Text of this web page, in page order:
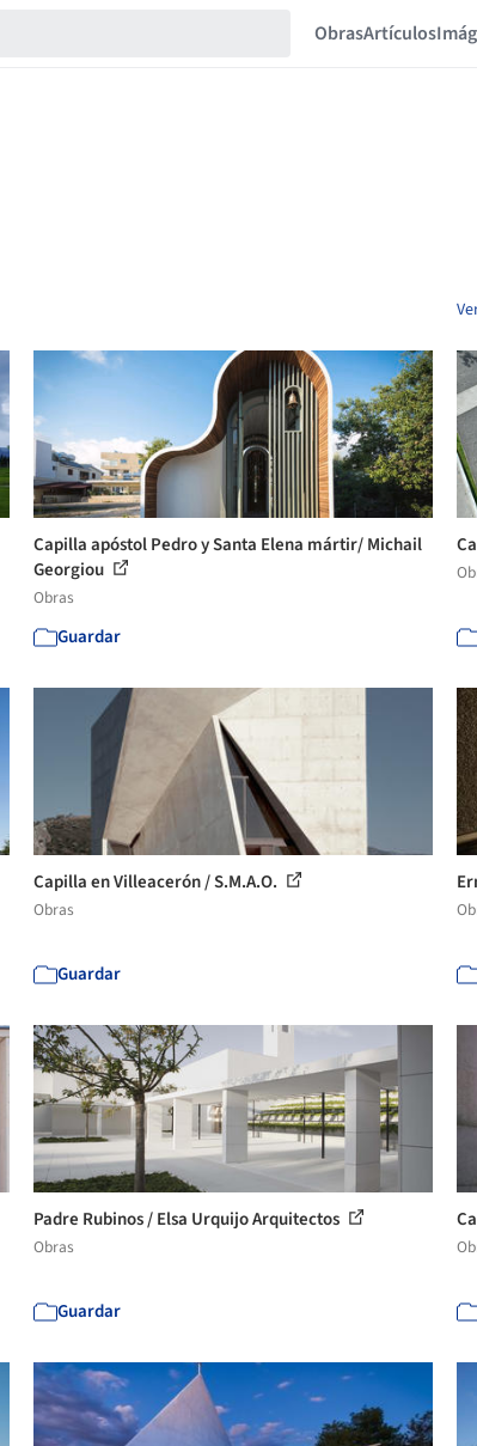
ObrasArtículos
Capilla apóstol Pedro y Santa Elena mártir/ Michail
Georgiou
Obras
Guardar
Capilla en Villeacerón / S.M.A.O.
Obras
Guardar
Padre Rubinos / Elsa Urquijo Arquitectos
Obras
Guardar